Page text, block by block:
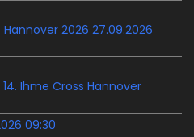
2026 27.09.2026
Ihme Cross Hannover
09:30